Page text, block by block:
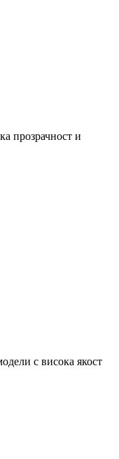
прозрачност и
с висока якост